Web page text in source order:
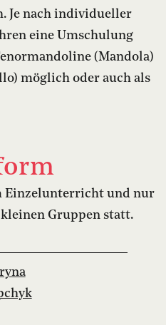
Je nach individueller
eine Umschulung
(Mandola)
möglich oder auch als
Einzelunterricht und nur
Gruppen statt.